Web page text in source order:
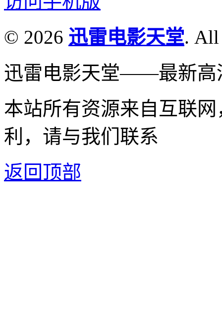
© 2026 迅雷电影天堂. All
迅雷电影天堂——最新高
本站所有资源来自互联
利，请与我们联系
返回顶部